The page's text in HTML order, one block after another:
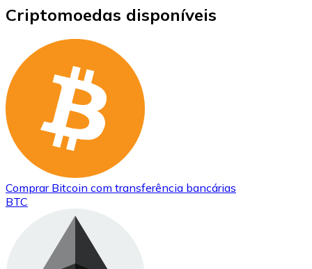
Criptomoedas disponíveis
Comprar Bitcoin com transferência bancárias
BTC